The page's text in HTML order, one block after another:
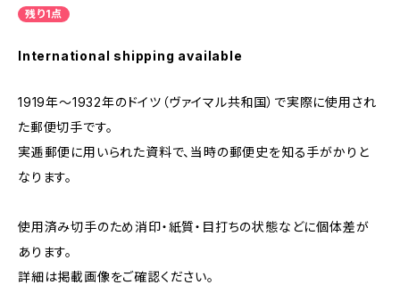
残り1点
International shipping available
1919年～1932年のドイツ（ヴァイマル共和国）で実際に使用され
た郵便切手です。
実逓郵便に用いられた資料で、当時の郵便史を知る手がかりと
なります。
使用済み切手のため消印・紙質・目打ちの状態などに個体差が
あります。
詳細は掲載画像をご確認ください。